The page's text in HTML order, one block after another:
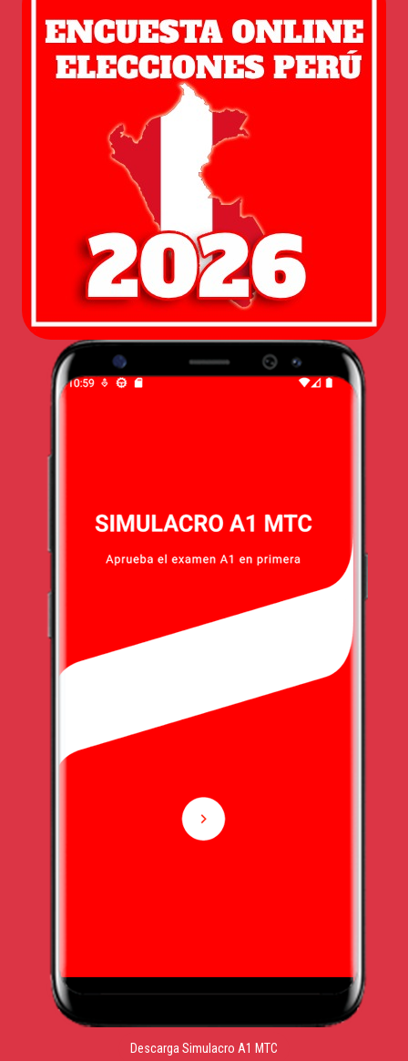
Descarga Simulacro A1 MTC